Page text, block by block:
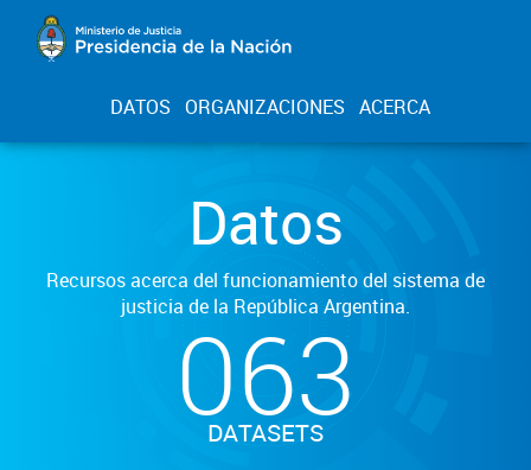
DATOS ORGANIZACIONES ACERCA
Datos
Recursos acerca del funcionamiento del sistema de
justicia de la República Argentina.
063
DATASETS